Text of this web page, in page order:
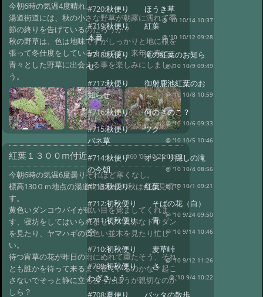
今朝6時の気温4度晴れ、
湯道街道には、秋の小さな野草が朝露に濡れて季
節の終りを告げているのだろうか？
秋の野草は、色は地味ですがしっかりと地に根を
張って冬仕度をしているようです、来年の春に
青々とした野草に出会える事を楽しみにしましょ
う。
紅葉１３００m付近 #60 '06 10/25 08:22
今朝6時の気温6度曇りそれほど寒くなし。
標高130０ｍ地点の湯道街道沿いの秋は今が見頃で
す。
黄色いダンコウバイが眠い目を覚ましてくれま
す、寝坊をしてはいられません！真赤なドウダン
を見たり、ヤマハギの黄色い並木を見たり忙し
い。
待つ宵草の花が昨日の雨にぬれて重たそう、それ
とも誰かを待って来るまで寝ているのかな？起こ
さないでそっと静に立ち去ったほうが親切なのか
しら？
#720:秋便り ほうき草
@ '10 10/14 10:37
#719:秋便り 紅葉
本番
@ '10 10/12 09:28
#718:秋便り 滝の紅葉のお知ら
せ
@ '10 10/9 09:49
#717:秋便り 御射鹿池紅葉のお
知らせ
@ '10 10/8 10:59
#716:秋便り 何のきのこ？
@ '10 10/6 09:33
#715:秋便り ツク
バネ草
@ '10 10/5 10:46
#714:秋便り オシドリ隠しの滝
の今朝
@ '10 10/4 08:56
#713:秋便り 紅葉 @ '10 10/1 09:21
#712:初秋便り そばの花（白）
@ '10 9/24 09:50
#711:初秋便り 青
空
@ '10 9/14 10:46
#710:初秋便り 麦草峠
@ '10 9/12 11:26
#709:初秋便り さ
わぎきょう
@ '10 9/4 10:22
#708:夏便り バッタの散歩